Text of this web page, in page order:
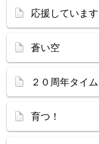
応援しています
蒼い空
２０周年タイ
育つ！